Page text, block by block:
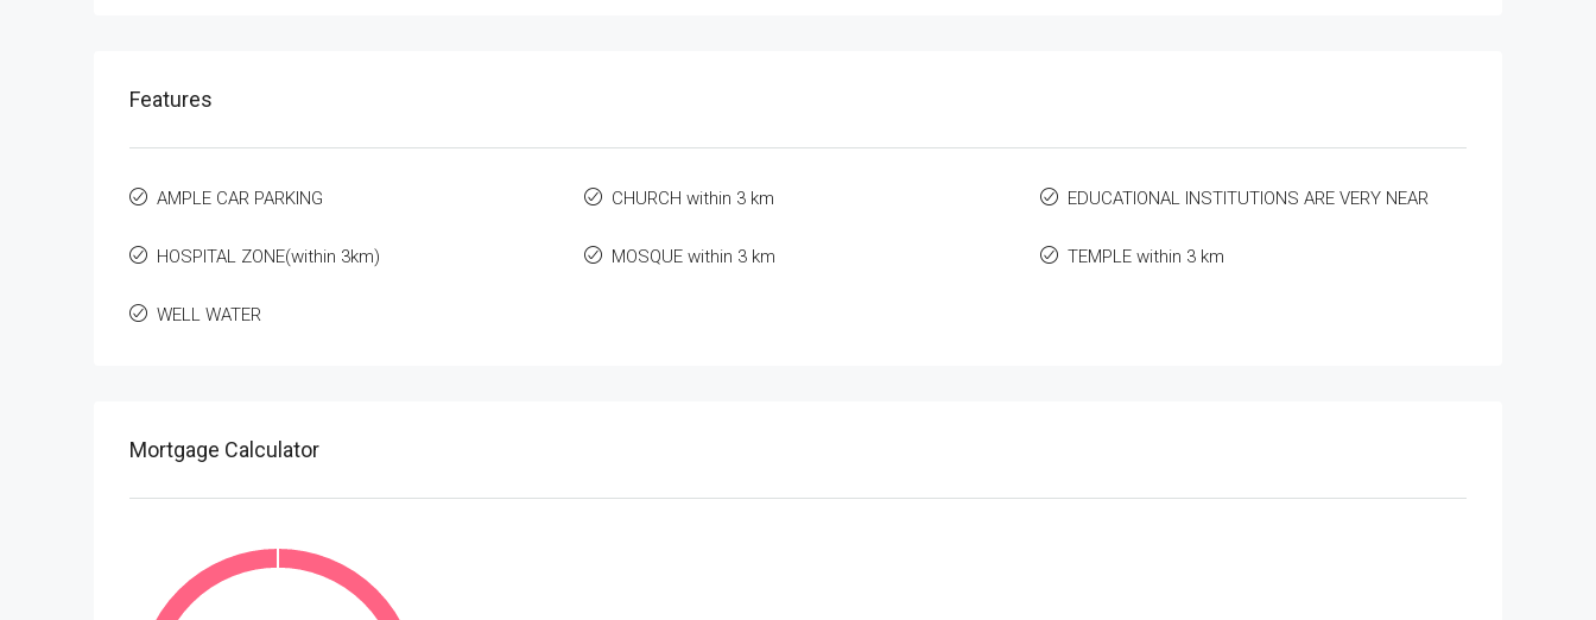
Features
AMPLE CAR PARKING CHURCH within 3 km EDUCATIONAL INSTITUTIONS ARE VERY NEAR
HOSPITAL ZONE(within 3km) MOSQUE within 3 km TEMPLE within 3 km
WELL WATER
Mortgage Calculator